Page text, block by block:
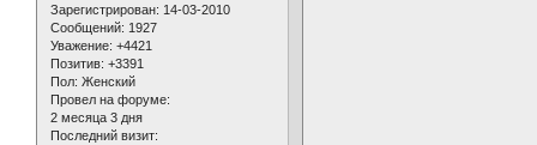
Зарегистрирован: 14-03-2010
Сообщений: 1927
Уважение: +4421
Позитив: +3391
Пол: Женский
Провел на форуме:
2 месяца 3 дня
Последний визит: